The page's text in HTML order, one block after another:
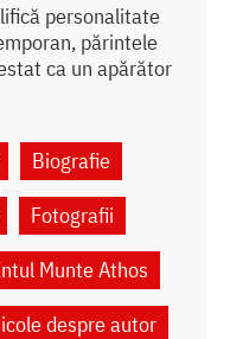
personalitate
părintele
ca un apărător
Biografie
Fotografii
Munte Athos
despre autor